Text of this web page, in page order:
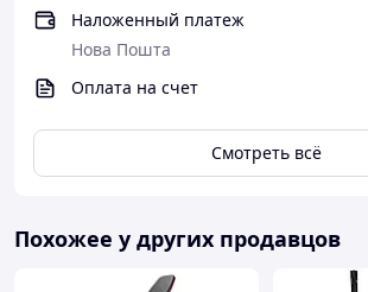
Наложенный платеж
Нова Пошта
Оплата на счет
Смотреть всё
Похожее у других продавцов